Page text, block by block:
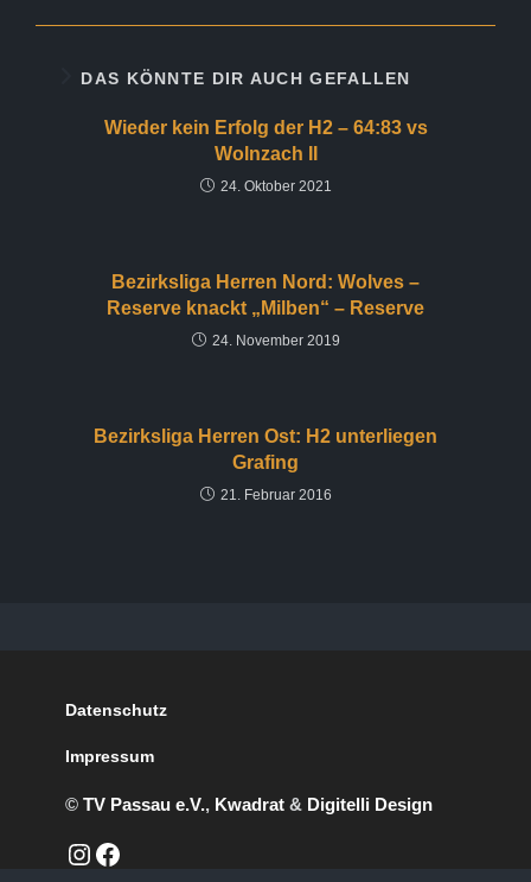
DAS KÖNNTE DIR AUCH GEFALLEN
Wieder kein Erfolg der H2 – 64:83 vs
Wolnzach II
24. Oktober 2021
Bezirksliga Herren Nord: Wolves –
Reserve knackt „Milben“ – Reserve
24. November 2019
Bezirksliga Herren Ost: H2 unterliegen
Grafing
21. Februar 2016
Datenschutz
Impressum
©TV Passau e.V., Kwadrat & Digitelli Design
https://www.instagram.com/passauwhitewolves/?hl=de Facebook